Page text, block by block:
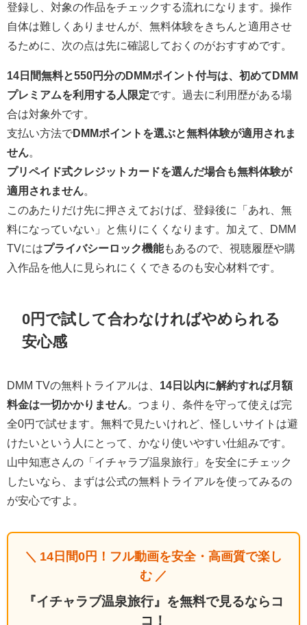
登録し、対象の作品をチェックする流れになります。操作
自体は難しくありませんが、無料体験をきちんと適用させ
るために、次の点は先に確認しておくのがおすすめです。
14日間無料と550円分のDMMポイント付与は、初めてDMM
プレミアムを利用する人限定です。過去に利用歴がある場
合は対象外です。
支払い方法でDMMポイントを選ぶと無料体験が適用されま
せん
プリペイド式クレジットカードを選んだ場合も無料体験が
適用されません
このあたりだけ先に押さえておけば、登録後に「あれ、無
料になっていない」と焦りにくくなります。加えて、DMM
TVにはプライバシーロック機能もあるので、視聴履歴や購
入作品を他人に見られにくくできるのも安心材料です。
0円で試して合わなければやめられる
安心感
DMM TVの無料トライアルは、 14日以内に解約すれば月額
料金は一切かかりません。つまり、条件を守って使えば完
全0円で試せます。無料で見たいけれど、怪しいサイトは避
けたいという人にとって、かなり使いやすい仕組みです。
山中知恵さんの「イチャラブ温泉旅行」を安全にチェック
したいなら、まずは公式の無料トライアルを使ってみるの
が安心ですよ。
＼ 14日間0円！フル動画を安全・高画質で楽し
む ／
『イチャラブ温泉旅行』を無料で見るならコ
コ！